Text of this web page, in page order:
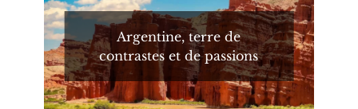
Argentine, terre de
contrastes et de passions